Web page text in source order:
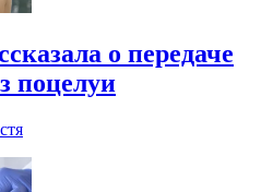
о передаче
поцелуи